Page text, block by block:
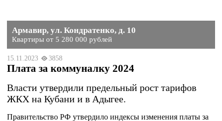
Армавир, ул. Кондратенко, д. 10
Квартиры от 5 280 000 рублей
15.11.2023 3858
Плата за коммуналку 2024
Власти утвердили предельный рост тарифов
ЖКХ на Кубани и в Адыгее.
Правительство РФ утвердило индексы изменения платы за